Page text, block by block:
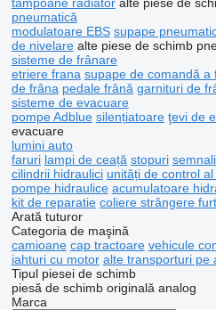
pneumatică
modulatoare EBS supape
de nivelare alte piese de schimb
sisteme de frânare
etriere frana supape de comandă a
de frâna pedale frână garnituri de
sisteme de evacuare
pompe Adblue silențiatoare ţevi de
evacuare
lumini auto
faruri lampi de ceață stopuri
cilindrii hidraulici unități de control
pompe hidraulice acumulatoare
kit de reparatie coliere strângere
Arată tuturor
Categoria de maşină
camioane cap tractoare vehicule
iahturi cu motor alte transporturi pe
Tipul piesei de schimb
piesă de schimb originală analog
Marca